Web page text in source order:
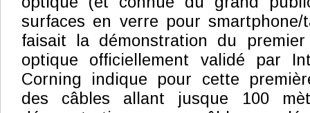
surfaces en verre pour smartphone/
faisait la démonstration du
optique officiellement validé par
Corning indique pour cette
des câbles allant jusque 100